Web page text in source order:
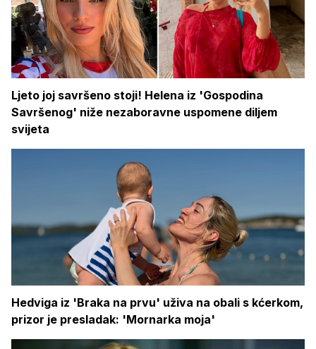
Ljeto joj savršeno stoji! Helena iz 'Gospodina
Savršenog' niže nezaboravne uspomene diljem
svijeta
Hedviga iz 'Braka na prvu' uživa na obali s kćerkom,
prizor je presladak: 'Mornarka moja'